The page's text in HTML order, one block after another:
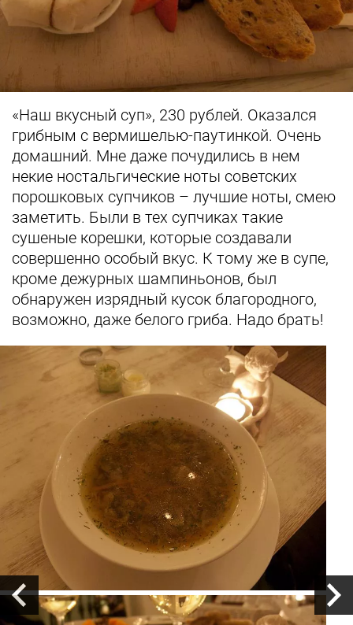
«Наш вкусный суп», 230 рублей. Оказался
грибным с вермишелью-паутинкой. Очень
домашний. Мне даже почудились в нем
некие ностальгические ноты советских
порошковых супчиков – лучшие ноты, смею
заметить. Были в тех супчиках такие
сушеные корешки, которые создавали
совершенно особый вкус. К тому же в супе,
кроме дежурных шампиньонов, был
обнаружен изрядный кусок благородного,
возможно, даже белого гриба. Надо брать!